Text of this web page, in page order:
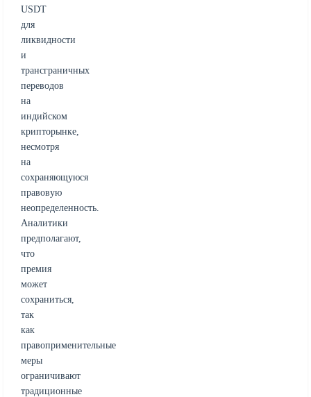
USDT
для
ликвидности
и
трансграничных
переводов
на
индийском
крипторынке,
несмотря
на
сохраняющуюся
правовую
неопределенность.
Аналитики
предполагают,
что
премия
может
сохраниться,
так
как
правоприменительные
меры
ограничивают
традиционные